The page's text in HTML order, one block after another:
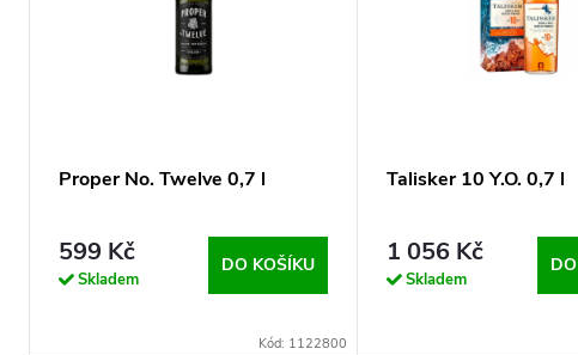
D
U
Proper No. Twelve 0,7 l
599 Kč
Skladem
DO KOŠÍKU
Kód: 1122800
Talisker 10 Y.O. 0,7 l
1 056 Kč
Skladem